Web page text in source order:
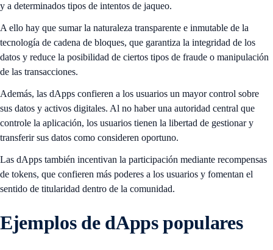
y a determinados tipos de intentos de jaqueo.
A ello hay que sumar la naturaleza transparente e inmutable de la
tecnología de cadena de bloques, que garantiza la integridad de los
datos y reduce la posibilidad de ciertos tipos de fraude o manipulación
de las transacciones.
Además, las dApps confieren a los usuarios un mayor control sobre
sus datos y activos digitales. Al no haber una autoridad central que
controle la aplicación, los usuarios tienen la libertad de gestionar y
transferir sus datos como consideren oportuno.
Las dApps también incentivan la participación mediante recompensas
de tokens, que confieren más poderes a los usuarios y fomentan el
sentido de titularidad dentro de la comunidad.
Ejemplos de dApps populares